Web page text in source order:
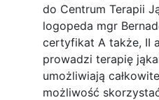
do Centrum Terapii
logopeda mgr
certyfikat A także, II
prowadzi terapię
umożliwiają
możliwość